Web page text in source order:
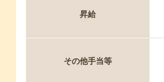
昇給
その他手当等